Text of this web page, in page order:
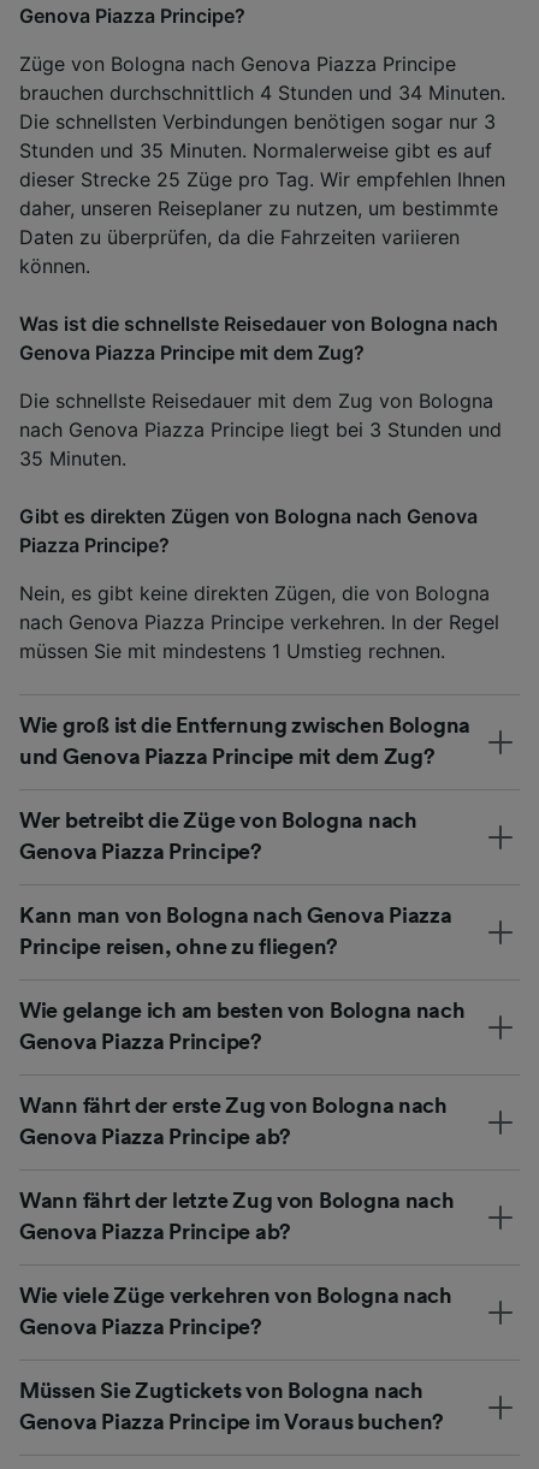
Genova Piazza Principe?
Züge von Bologna nach Genova Piazza Principe
brauchen durchschnittlich 4 Stunden und 34 Minuten.
Die schnellsten Verbindungen benötigen sogar nur 3
Stunden und 35 Minuten. Normalerweise gibt es auf
dieser Strecke 25 Züge pro Tag. Wir empfehlen Ihnen
daher, unseren Reiseplaner zu nutzen, um bestimmte
Daten zu überprüfen, da die Fahrzeiten variieren
können.
Was ist die schnellste Reisedauer von Bologna nach
Genova Piazza Principe mit dem Zug?
Die schnellste Reisedauer mit dem Zug von Bologna
nach Genova Piazza Principe liegt bei 3 Stunden und
35 Minuten.
Gibt es direkten Zügen von Bologna nach Genova
Piazza Principe?
Nein, es gibt keine direkten Zügen, die von Bologna
nach Genova Piazza Principe verkehren. In der Regel
müssen Sie mit mindestens 1 Umstieg rechnen.
Wie groß ist die Entfernung zwischen Bologna
und Genova Piazza Principe mit dem Zug?
Wer betreibt die Züge von Bologna nach
Genova Piazza Principe?
Kann man von Bologna nach Genova Piazza
Principe reisen, ohne zu fliegen?
Wie gelange ich am besten von Bologna nach
Genova Piazza Principe?
Wann fährt der erste Zug von Bologna nach
Genova Piazza Principe ab?
Wann fährt der letzte Zug von Bologna nach
Genova Piazza Principe ab?
Wie viele Züge verkehren von Bologna nach
Genova Piazza Principe?
Müssen Sie Zugtickets von Bologna nach
Genova Piazza Principe im Voraus buchen?